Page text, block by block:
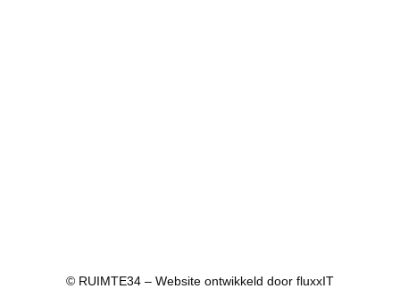
© RUIMTE34 – Website ontwikkeld door fluxxIT